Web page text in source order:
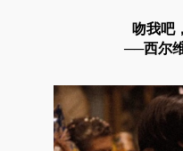
吻我吧
──西尔